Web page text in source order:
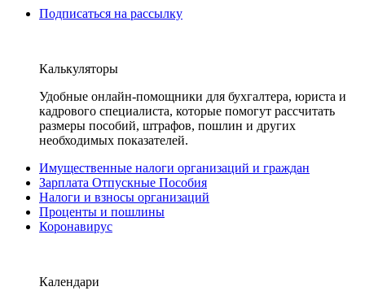
Подписаться на рассылку
Калькуляторы
Удобные онлайн-помощники для бухгалтера, юриста и
кадрового специалиста, которые помогут рассчитать
размеры пособий, штрафов, пошлин и других
необходимых показателей.
Имущественные налоги организаций и граждан
Зарплата Отпускные Пособия
Налоги и взносы организаций
Проценты и пошлины
Коронавирус
Календари